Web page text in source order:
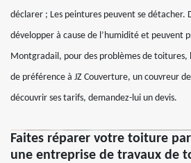
déclarer ; Les peintures peuvent se détacher.
développer à cause de l’humidité et peuvent
Montgradail, pour des problèmes de toitures,
de préférence à JZ Couverture, un couvreur
découvrir ses tarifs, demandez-lui un devis.
Faites réparer votre toiture
une entreprise de travaux de